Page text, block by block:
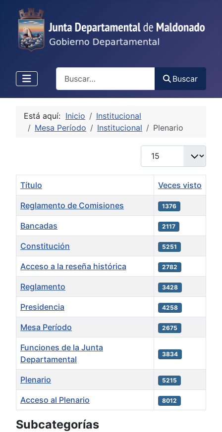
Buscar
Está aquí: Inicio
Institucional
Mesa Período
Institucional Plenario
Cantidad
Título Veces visto
Reglamento de Comisiones 1376
Bancadas 2117
Constitución 5251
Acceso a la reseña histórica 2782
Reglamento 3428
Presidencia 4258
Mesa Período 2675
Funciones de la Junta
Departamental
3834
Plenario 5215
Acceso al Plenario 8012
Subcategorías